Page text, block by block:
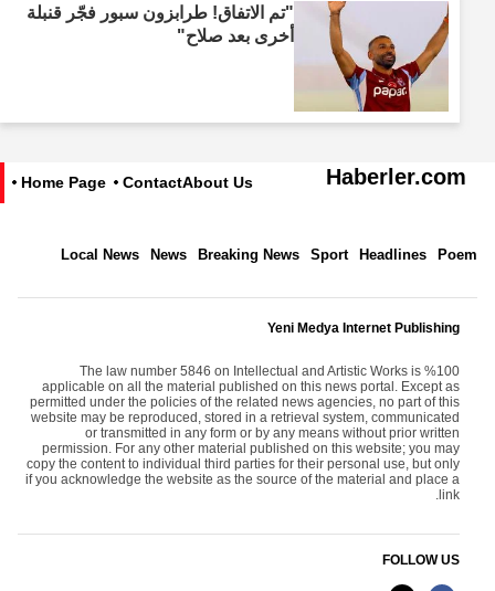
"تم الاتفاق! طرابزون سبور فجّر قنبلة
أخرى بعد صلاح"
Haberler.com
About Us
Contact
Home Page
Poem
Headlines
Sport
Breaking News
News
Local News
Yeni Medya Internet Publishing
The law number 5846 on Intellectual and Artistic Works is %100
applicable on all the material published on this news portal. Except as
permitted under the policies of the related news agencies, no part of this
website may be reproduced, stored in a retrieval system, communicated
or transmitted in any form or by any means without prior written
permission. For any other material published on this website; you may
copy the content to individual third parties for their personal use, but only
if you acknowledge the website as the source of the material and place a
link.
FOLLOW US